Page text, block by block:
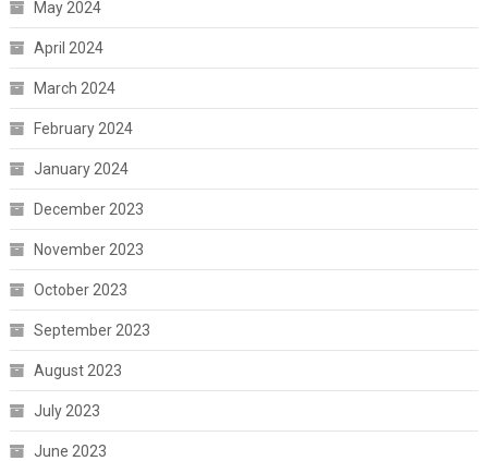
May 2024
April 2024
March 2024
February 2024
January 2024
December 2023
November 2023
October 2023
September 2023
August 2023
July 2023
June 2023